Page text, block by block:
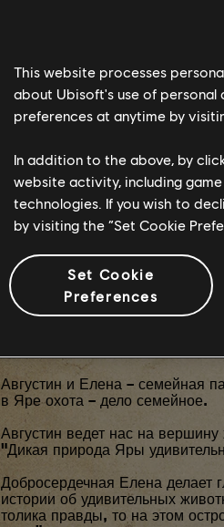
2 -
ОХОТНИКИ.
Августин и Елена – семейная
в Яре охота – дело семейное.
Августин ведет нас на
"Дикая природа Яры
Добросердечная Елена делает
истории об удивительных
толика правды, то на этом
This website processes
about Ubisoft's use of personal
preferences at anytime by
In addition to the above, by
website activity, including
technologies. If you wish to
by visiting the “Set Cookie
Set Cookie
Preferences